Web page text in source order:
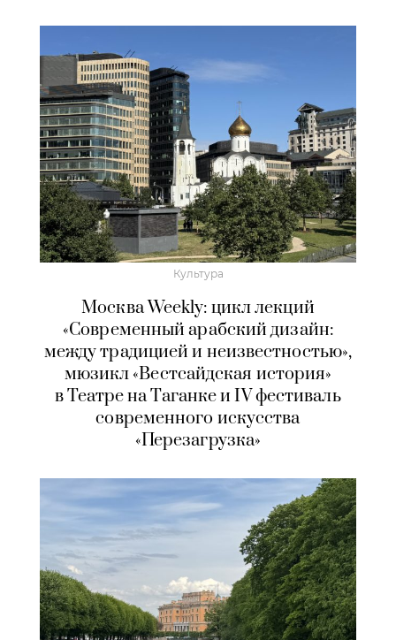
Культура
Москва Weekly: цикл лекций
«Современный арабский дизайн:
между традицией и неизвестностью»,
мюзикл «Вестсайдская история»
в Театре на Таганке и IV фестиваль
современного искусства
«Перезагрузка»